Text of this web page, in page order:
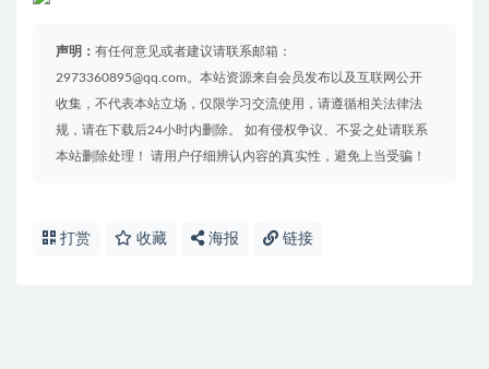
声明： 有任何意见或者建议请联系邮箱：
2973360895@qq.com。本站资源来自会员发布以及互联网公开
收集，不代表本站立场，仅限学习交流使用，请遵循相关法律法
规，请在下载后24小时内删除。 如有侵权争议、不妥之处请联系
本站删除处理！ 请用户仔细辨认内容的真实性，避免上当受骗！
打赏 收藏 海报 链接